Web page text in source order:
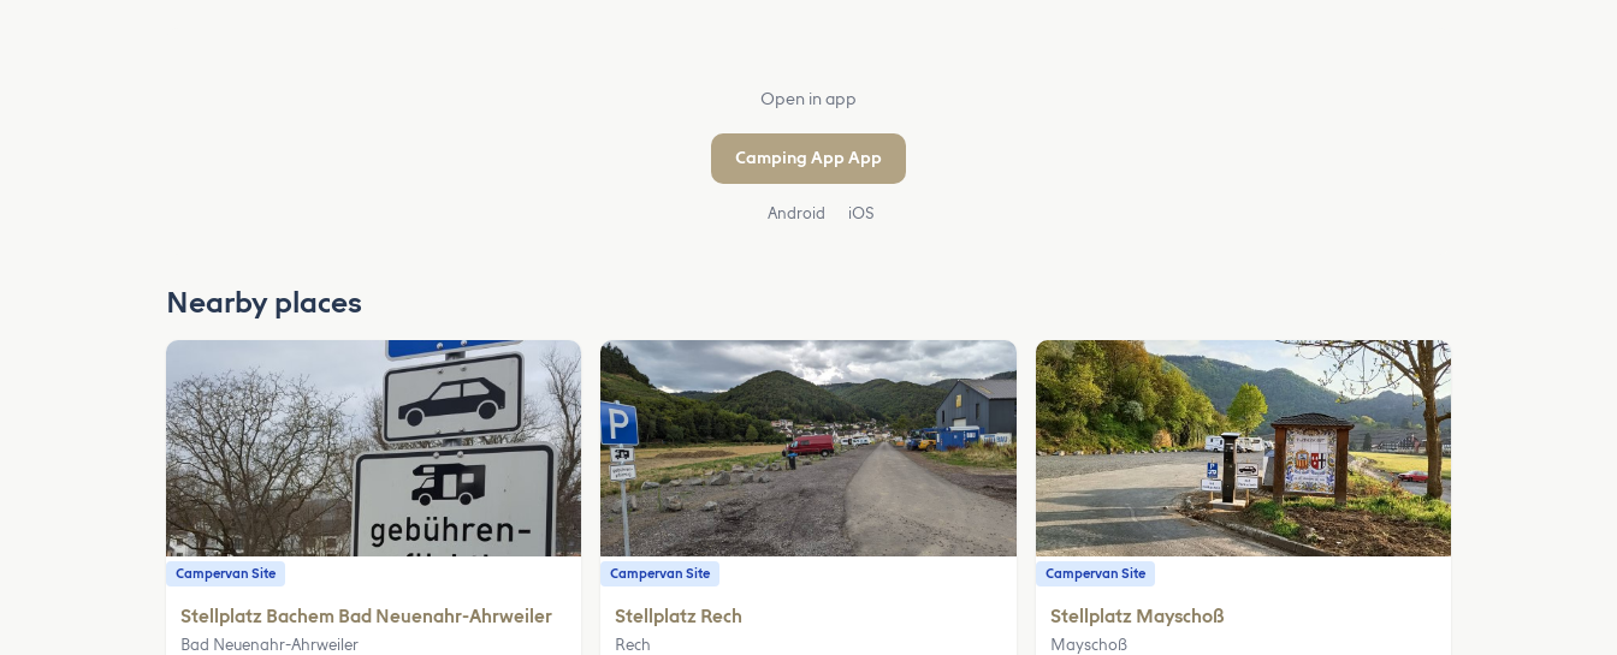
Open in app
Camping App App
Android iOS
Nearby places
Campervan Site
Stellplatz Bachem Bad Neuenahr-Ahrweiler
Bad Neuenahr-Ahrweiler
Campervan Site
Stellplatz Rech
Rech
Campervan Site
Stellplatz Mayschoß
Mayschoß